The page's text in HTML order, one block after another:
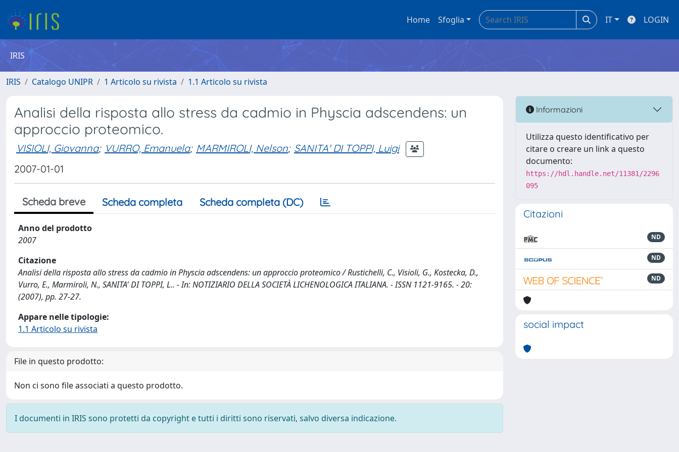
Home Sfoglia IT LOGIN
IRIS
IRIS Catalogo UNIPR 1 Articolo su rivista 1.1 Articolo su rivista
Analisi della risposta allo stress da cadmio in Physcia adscendens: un
approccio proteomico.
VISIOLI, Giovanna; VURRO, Emanuela; MARMIROLI, Nelson; SANITA' DI TOPPI, Luigi
2007-01-01
Scheda breve Scheda completa Scheda completa (DC)
Anno del prodotto
2007
Citazione
Analisi della risposta allo stress da cadmio in Physcia adscendens: un approccio proteomico / Rustichelli, C., Visioli, G., Kostecka, D.,
Vurro, E., Marmiroli, N., SANITA' DI TOPPI, L.. - In: NOTIZIARIO DELLA SOCIETÀ LICHENOLOGICA ITALIANA. - ISSN 1121-9165. - 20:
(2007), pp. 27-27.
Appare nelle tipologie:
1.1 Articolo su rivista
File in questo prodotto:
Non ci sono file associati a questo prodotto.
I documenti in IRIS sono protetti da copyright e tutti i diritti sono riservati, salvo diversa indicazione.
Informazioni
Utilizza questo identificativo per
citare o creare un link a questo
documento:
https://hdl.handle.net/11381/2296
095
Citazioni
ND
ND
ND
social impact